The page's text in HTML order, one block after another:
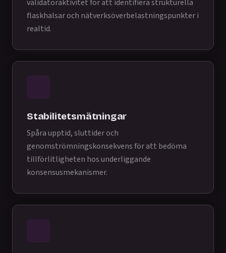
validatoraktivitet för att identifiera strukturella
flaskhalsar och nätverksöverbelastningspunkter i
realtid.
Stabilitetsmätningar
Spåra upptid, sluttider och
genomströmningskonsekvens för att bedöma
tillförlitligheten hos underliggande
konsensusmekanismer.